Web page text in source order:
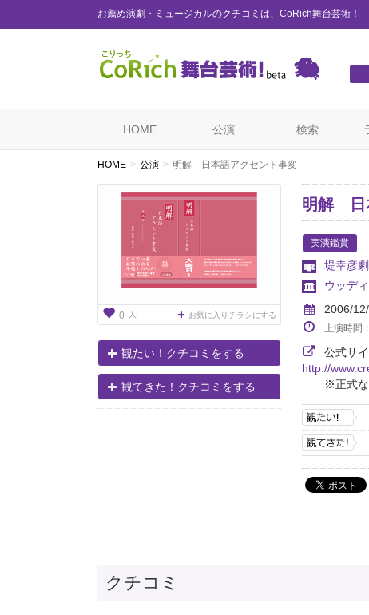
お薦め演劇・ミュージカルのクチコミは、CoRich舞台芸術！
HOME 公演 検索
HOME 公演 明解 日本語アクセント事変
0 人 お気に入りチラシにする
観たい！クチコミをする
観てきた！クチコミをする
明解 日
実演鑑賞
堤幸彦
ウッデ
2006/
上演時間：
公式サイ
http://
※正式な
クチコミ